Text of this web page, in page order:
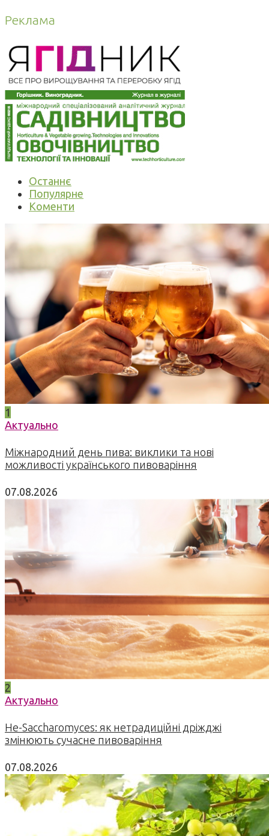
Реклама
Останнє
Популярне
Коменти
1
Актуально
Міжнародний день пива: виклики та нові
можливості українського пивоваріння
07.08.2026
2
Актуально
Не-Saccharomyces: як нетрадиційні дріжджі
змінюють сучасне пивоваріння
07.08.2026